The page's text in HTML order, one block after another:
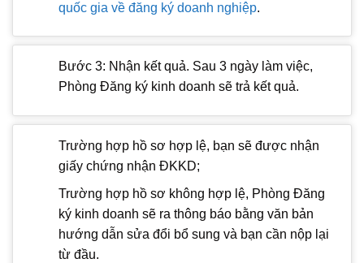
quốc gia về đăng ký doanh nghiệp.
Bước 3: Nhận kết quả. Sau 3 ngày làm việc,
Phòng Đăng ký kinh doanh sẽ trả kết quả.
Trường hợp hồ sơ hợp lệ, bạn sẽ được nhận
giấy chứng nhận ĐKKD;
Trường hợp hồ sơ không hợp lệ, Phòng Đăng
ký kinh doanh sẽ ra thông báo bằng văn bản
hướng dẫn sửa đổi bổ sung và bạn cần nộp lại
từ đầu.